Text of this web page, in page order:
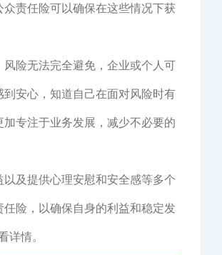
责任险可以确保在这些情况下获
险无法完全避免，企业或个人可
安心，知道自己在面对风险时有
专注于业务发展，减少不必要的
及提供心理安慰和安全感等多个
险，以确保自身的利益和稳定发
详情。